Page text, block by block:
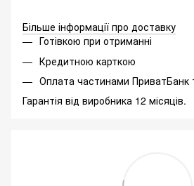
Більше інформації про доставку
Готівкою при отриманні
Кредитною карткою
Оплата частинами ПриватБанк
Гарантія від виробника 12 місяців.